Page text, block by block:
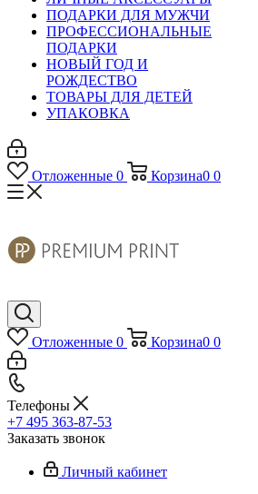
ПОДАРКИ ДЛЯ МУЖЧИ
ПРОФЕССИОНАЛЬНЫЕ
ПОДАРКИ
НОВЫЙ ГОД И
РОЖДЕСТВО
ТОВАРЫ ДЛЯ ДЕТЕЙ
УПАКОВКА
Отложенные 0 Корзина0 0
Отложенные 0 Корзина0 0
Телефоны
+7 495 363-87-53
Заказать звонок
Личный кабинет